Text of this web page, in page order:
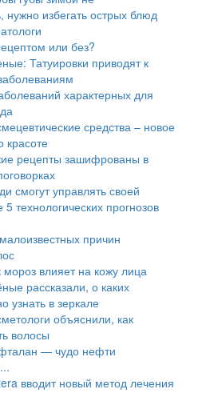
нужно избегать острых блюд
или без?
Татуировки приводят к
характерных для
средства – новое
красоте
рецепты зашифрованы в
смогут управлять своей
технологических прогнозов
причин
мороз влияет на кожу лица
рассказали, о каких
узнать в зеркале
объяснили, как
волосы
— чудо нефти
вводит новый метод лечения